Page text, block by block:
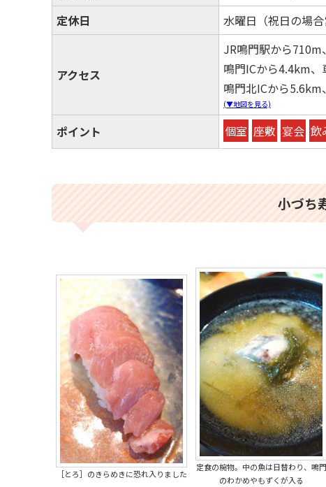
定休日
水曜日（祝日の場合
アクセス
JR鳴門駅から710m
鳴門ICから4.4km、
鳴門北ICから
(▼地図を見る)
ポイント 個室 座敷 宴会 飲
小づち
［とろ］のきらめきに恐れ入りました
定食の椀物。中の魚は日替わり、鳴門
のわかめやもずくが入る